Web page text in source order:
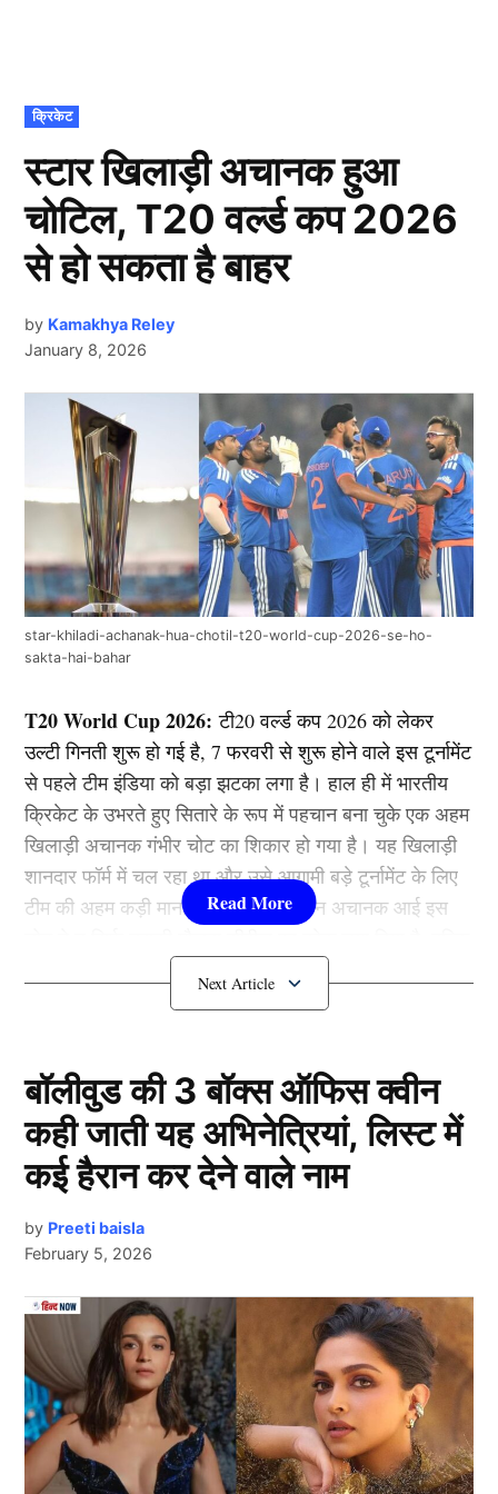
POSTED
IN
क्रिकेट
स्टार खिलाड़ी अचानक हुआ
चोटिल, T20 वर्ल्ड कप 2026
से हो सकता है बाहर
by Kamakhya Reley
January 8, 2026
star-khiladi-achanak-hua-chotil-t20-world-cup-2026-se-ho-
sakta-hai-bahar
T20 World Cup 2026:टी20 वर्ल्ड कप 2026 को लेकर
उल्टी गिनती शुरू हो गई है, 7 फरवरी से शुरू होने वाले इस टूर्नामेंट
से पहले टीम इंडिया को बड़ा झटका लगा है। हाल ही में भारतीय
क्रिकेट के उभरते हुए सितारे के रूप में पहचान बना चुके एक अहम
खिलाड़ी अचानक गंभीर चोट का शिकार हो गया है। यह खिलाड़ी
शानदार फॉर्म में चल रहा था और उसे आगामी बड़े टूर्नामेंट के लिए
टीम की अहम कड़ी माना जा रहा था। लेकिन अचानक आई इस
T20 वर्ल्ड कप 2026 (T20 World Cup 2026) में उसकी
मौजूदगी पर भी सवाल खड़े कर दिए हैं।
टीम इंडिया का स्टार खिलाड़ी हुआ चोटिल
T20 World Cup 2026
टी20 वर्ल्ड कप 2026 (T20 World Cup 2026) और न्यूजीलैंड
के खिलाफ होने वाली पांच मैचों की टी20 सीरीज से ठीक पहले टीम
इंडिया को बड़ा झटका लगा है। भारतीय स्टार बल्लेबाज़ तिलक
Next Article
बॉलीवुड की 3 बॉक्स ऑफिस क्वीन
कही जाती यह अभिनेत्रियां, लिस्ट में
कई हैरान कर देने वाले नाम
by Preeti baisla
February 5, 2026